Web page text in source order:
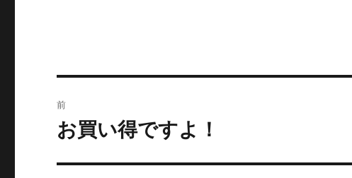
稿
前
前
投
お買い得ですよ！